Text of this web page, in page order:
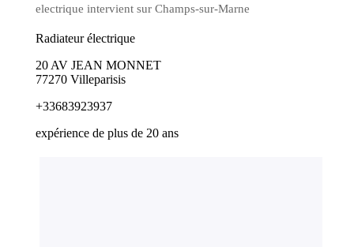
electrique intervient sur Champs-sur-Marne
Radiateur électrique
20 AV JEAN MONNET
77270 Villeparisis
+33683923937
expérience de plus de 20 ans